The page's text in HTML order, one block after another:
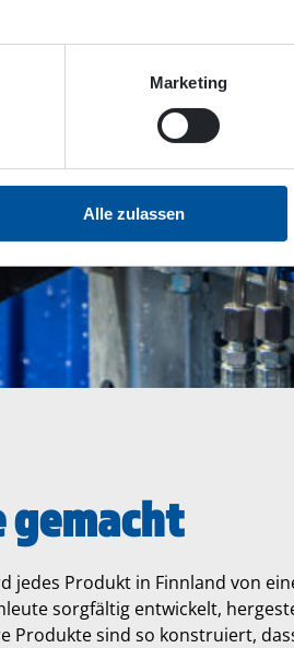
Marketing
Alle zulassen
gemacht
jedes Produkt in Finnland von
sorgfältig entwickelt,
Produkte sind so konstruiert,